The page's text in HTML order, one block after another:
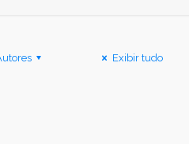
Exibir tudo